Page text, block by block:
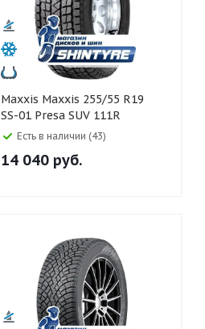
Maxxis Maxxis 255/55 R19
SS-01 Presa SUV 111R
Есть в наличии (43)
14 040 руб.